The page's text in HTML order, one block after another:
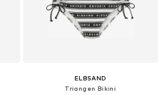
ELBSAND
Triangen Bikini